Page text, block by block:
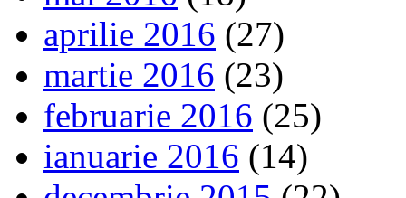
aprilie 2016 (27)
martie 2016 (23)
februarie 2016 (25)
ianuarie 2016 (14)